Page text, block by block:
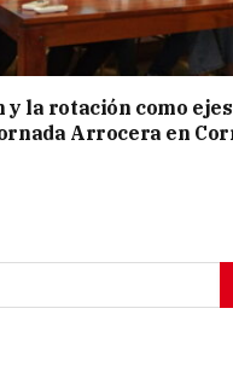
y la rotación como
Arrocera en